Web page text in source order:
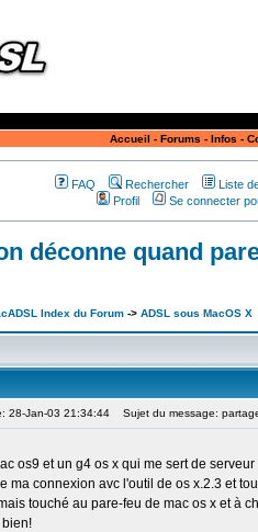
Accueil - Forums - Infos -
FAQ Rechercher
Liste
Profil
Se connecter
déconne quand
Index du Forum -> ADSL sous MacOS X
28-Jan-03 21:34:44 Sujet du message:
os9 et un g4 os x qui me sert de
ma connexion avc l'outil de os x.2.3 et
touché au pare-feu de mac os x et à